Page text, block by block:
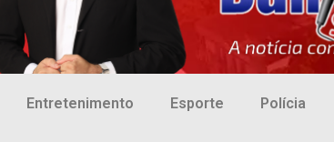
Entretenimento Esporte Polícia